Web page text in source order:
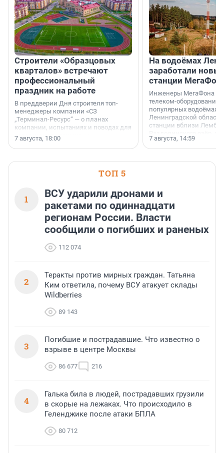
Строители «Образцовых
кварталов» встречают
профессиональный
праздник на работе
В преддверии Дня строителя топ-
менеджеры компании «СЗ
„Терминал-Ресурс“ — о планах
компании, испытаниях и поводах для
осторожного оптимизма.
7 августа, 18:00
На водоёмах
заработали
станции
Инженеры МегаФона
телеком-оборудование
популярных водоёмах
Ленинградской
станции вблизи
недалеко от Большого
водопада.
7 августа, 14:59
ТОП 5
1
ВСУ ударили дронами и
ракетами по одиннадцати
регионам России. Власти
сообщили о погибших и раненых
112 074
2
Теракты против мирных граждан. Татьяна
Ким ответила, почему ВСУ атакует склады
Wildberries
89 143
3
Погибшие и пострадавшие. Что известно о
взрыве в центре Москвы
86 677 216
4
Галька била в людей, пострадавших грузили
в скорые на лежаках. Что происходило в
Геленджике после атаки БПЛА
80 712